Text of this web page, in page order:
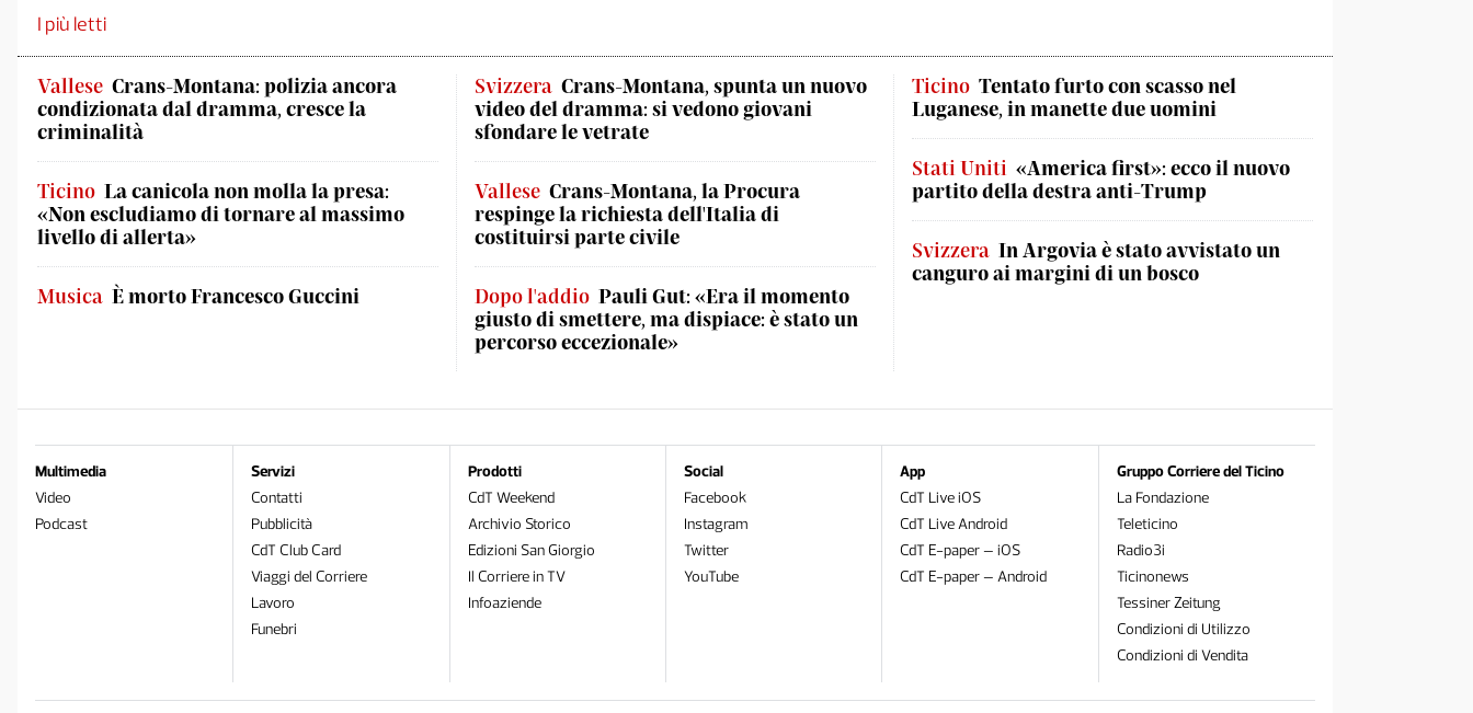
I più letti
Vallese Crans-Montana: polizia ancora
condizionata dal dramma, cresce la
criminalità
Ticino La canicola non molla la presa:
«Non escludiamo di tornare al massimo
livello di allerta»
Musica È morto Francesco Guccini
Svizzera Crans-Montana, spunta un nuovo
video del dramma: si vedono giovani
sfondare le vetrate
Vallese Crans-Montana, la Procura
respinge la richiesta dell'Italia di
costituirsi parte civile
Dopo l'addio Pauli Gut: «Era il momento
giusto di smettere, ma dispiace: è stato un
percorso eccezionale»
Ticino Tentato furto con scasso nel
Luganese, in manette due uomini
Stati Uniti «America first»: ecco il nuovo
partito della destra anti-Trump
Svizzera In Argovia è stato avvistato un
canguro ai margini di un bosco
Multimedia
Video
Podcast
Servizi
Contatti
Pubblicità
CdT Club Card
Viaggi del Corriere
Lavoro
Funebri
Prodotti
CdT Weekend
Archivio Storico
Edizioni San Giorgio
Il Corriere in TV
Infoaziende
Social
Facebook
Instagram
Twitter
YouTube
App
CdT Live iOS
CdT Live Android
CdT E-paper – iOS
CdT E-paper – Android
Gruppo Corriere del Ticino
La Fondazione
Teleticino
Radio3i
Ticinonews
Tessiner Zeitung
Condizioni di Utilizzo
Condizioni di Vendita